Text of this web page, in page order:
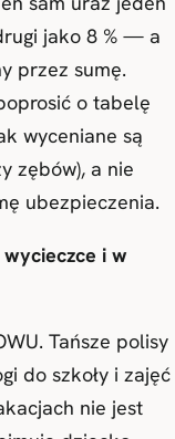
jako 8 % — a
przez sumę.
o tabelę
wyceniane są
zębów), a nie
ubezpieczenia.
i w
Tańsze polisy
do szkoły i zajęć
nie jest